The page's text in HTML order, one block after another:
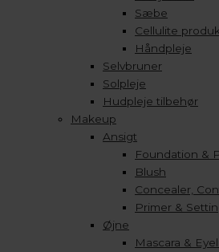
Sæbe
Cellulite
Håndpleje
Selvbruner
Solpleje
Hudpleje tilbehør
Makeup
Ansigt
Foundation &
Blush
Concealer,
Primer &
Øjne
Mascara &